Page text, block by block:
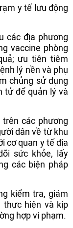
y tế lưu động
các địa phương
vaccine phòng
ưu tiên tiêm
lý nền và phụ
chủng sử dụng
tử để quản lý và
các phương
dân về từ khu
cơ quan y tế địa
sức khỏe, lấy
các biện pháp
kiểm tra, giám
thực hiện và kịp
hợp vi phạm.